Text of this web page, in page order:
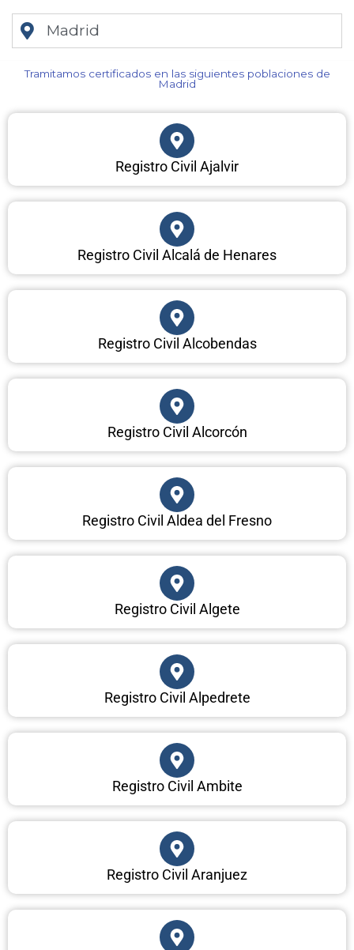
Madrid
Tramitamos certificados en las siguientes poblaciones de
Madrid​
Registro Civil Ajalvir
Registro Civil Alcalá de Henares
Registro Civil Alcobendas
Registro Civil Alcorcón
Registro Civil Aldea del Fresno
Registro Civil Algete
Registro Civil Alpedrete
Registro Civil Ambite
Registro Civil Aranjuez